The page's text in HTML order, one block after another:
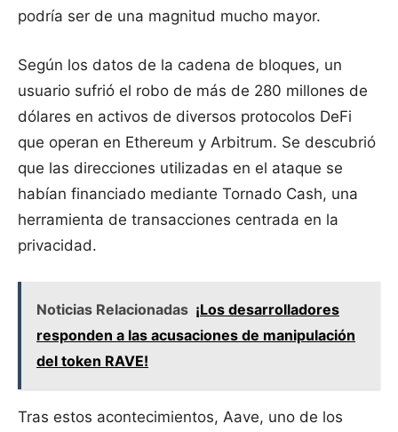
podría ser de una magnitud mucho mayor.
Según los datos de la cadena de bloques, un
usuario sufrió el robo de más de 280 millones de
dólares en activos de diversos protocolos DeFi
que operan en Ethereum y Arbitrum. Se descubrió
que las direcciones utilizadas en el ataque se
habían financiado mediante Tornado Cash, una
herramienta de transacciones centrada en la
privacidad.
Noticias Relacionadas ¡Los desarrolladores
responden a las acusaciones de manipulación
del token RAVE!
Tras estos acontecimientos, Aave, uno de los